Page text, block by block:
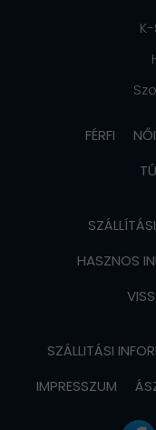
FÉRFI NŐI
HASZNOS
SZÁLLITÁSI
IMPRESSZUM